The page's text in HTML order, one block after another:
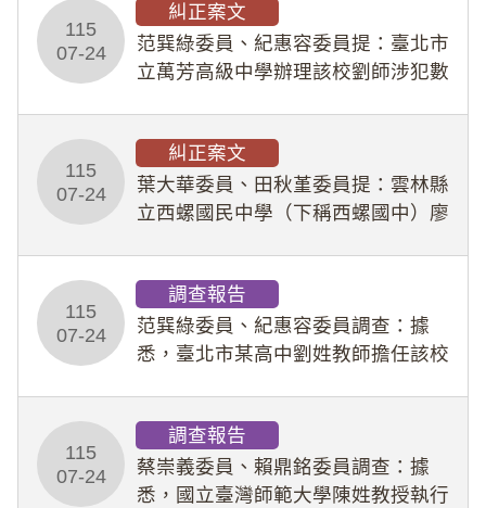
人員保障法」及「職業安全衛生法」
所定維護公務人員
115
07-24
糾正案文
范巽綠委員、紀惠容委員提：臺北市
立萬芳高級中學辦理該校劉師涉犯數
業把關與糾錯功能，不僅首份調查報
告漏未審酌師生不
115
07-24
糾正案文
葉大華委員、田秋堇委員提：雲林縣
立西螺國民中學（下稱西螺國中）廖
教羽球隊學生等行為，歷經該校校園
事件處理會議（下
115
07-24
調查報告
范巽綠委員、紀惠容委員調查：據
悉，臺北市某高中劉姓教師擔任該校
行拍攝特定樣態性影像並以手機傳送
劉師。該生因畏懼成
115
07-24
調查報告
蔡崇義委員、賴鼎銘委員調查：據
悉，國立臺灣師範大學陳姓教授執行